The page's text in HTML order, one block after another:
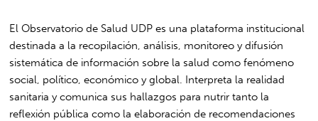
El Observatorio de Salud UDP es una plataforma institucional
destinada a la recopilación, análisis, monitoreo y difusión
sistemática de información sobre la salud como fenómeno
social, político, económico y global. Interpreta la realidad
sanitaria y comunica sus hallazgos para nutrir tanto la
reflexión pública como la elaboración de recomendaciones